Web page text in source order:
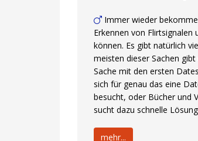
Immer wieder
Erkennen von
können. Es gibt natürlich
meisten dieser Sachen
Sache mit den ersten
sich für genau das eine
besucht, oder Bücher und
sucht dazu schnelle
mehr...